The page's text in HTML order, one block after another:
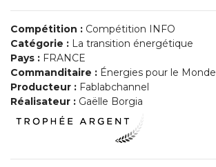
Compétition : Compétition INFO
Catégorie : La transition énergétique
Pays : FRANCE
Commanditaire : Énergies pour le Monde
Producteur : Fablabchannel
Réalisateur : Gaëlle Borgia